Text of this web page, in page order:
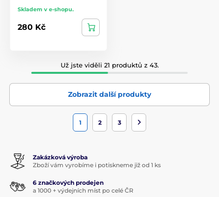
Skladem v e-shopu.
280 Kč
Už jste viděli 21 produktů z 43.
Zobrazit další produkty
1 2 3
Zakázková výroba
Zboží vám vyrobíme i potiskneme již od 1 ks
6 značkových prodejen
a 1000 + výdejních míst po celé ČR